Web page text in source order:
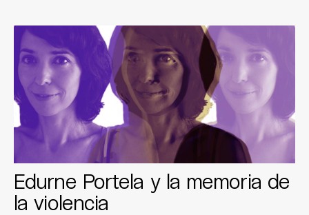
Edurne Portela y la memoria de
la violencia